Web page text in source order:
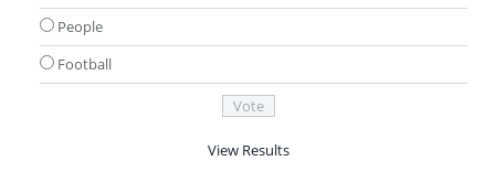
People
Football
View Results